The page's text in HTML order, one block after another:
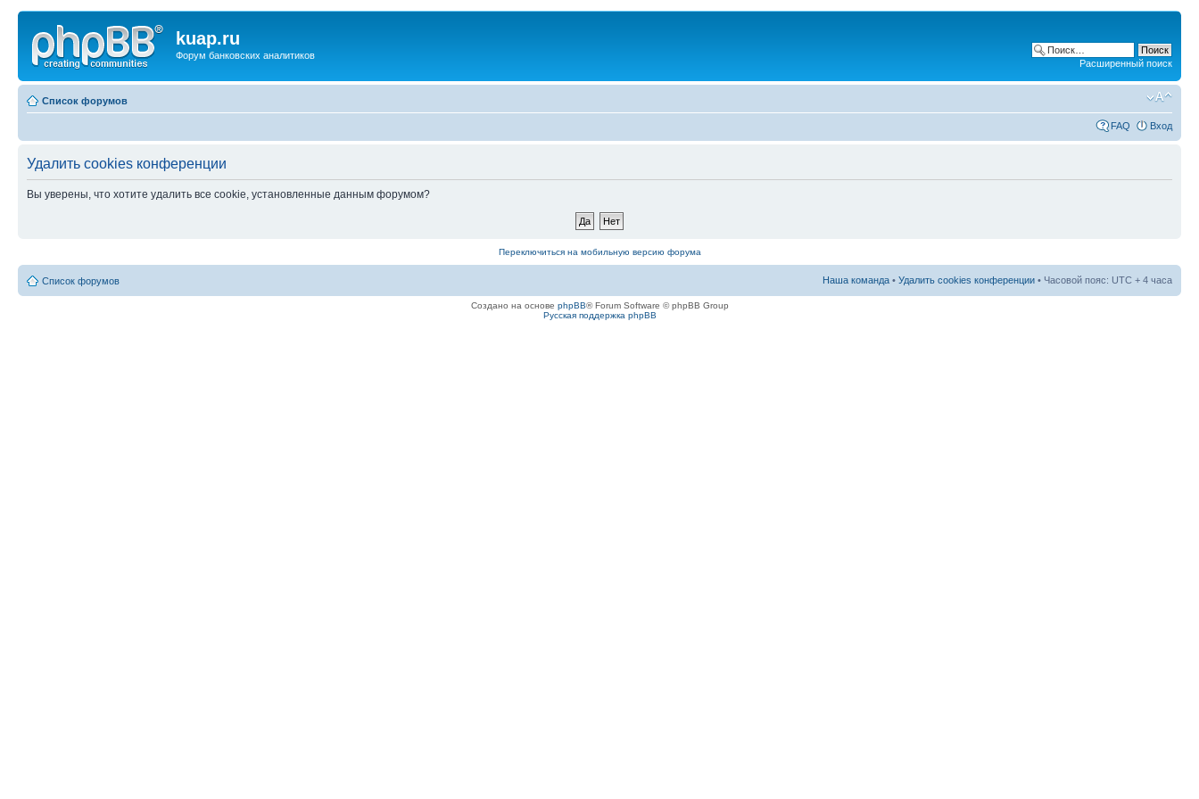
kuap.ru
Форум банковских аналитиков
Расширенный поиск
Список форумов
FAQ Вход
Удалить cookies конференции
Вы уверены, что хотите удалить все cookie, установленные данным форумом?
Переключиться на мобильную версию форума
Список форумов Наша команда • Удалить cookies конференции • Часовой пояс: UTC + 4 часа
Создано на основе phpBB® Forum Software © phpBB Group
Русская поддержка phpBB